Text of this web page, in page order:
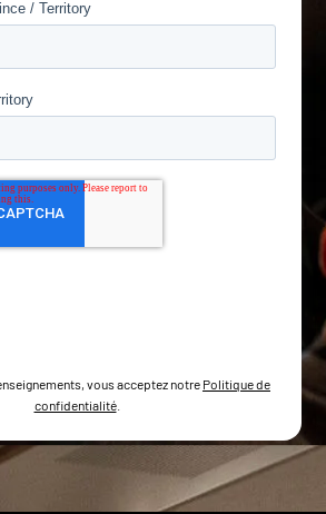
vous acceptez notre Politique de
confidentialité.